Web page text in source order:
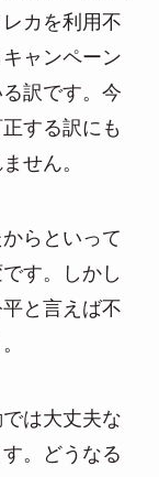
カを利用不
ャンペーン
訳です。今
する訳にも
せん。
らといって
す。しかし
と言えば不
は大丈夫な
。どうなる